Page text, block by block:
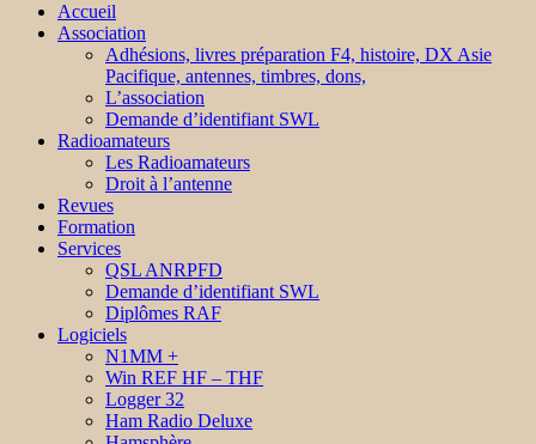
Accueil
Association
Adhésions, livres préparation F4, histoire, DX Asie
Pacifique, antennes, timbres, dons,
L’association
Demande d’identifiant SWL
Radioamateurs
Les Radioamateurs
Droit à l’antenne
Revues
Formation
Services
QSL ANRPFD
Demande d’identifiant SWL
Diplômes RAF
Logiciels
N1MM +
Win REF HF – THF
Logger 32
Ham Radio Deluxe